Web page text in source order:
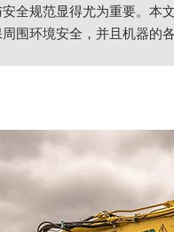
全规范显得尤为重要。本
围环境安全，并且机器的